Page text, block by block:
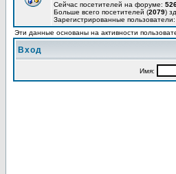
Сейчас посетителей на форуме:
Больше всего посетителей (2079)
Зарегистрированные
Эти данные основаны на активности
Вход
Имя: